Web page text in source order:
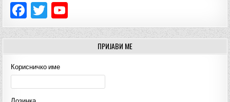
F
a
c
e
b
o
T
w
it
te
r
o
u
T
u
b
ПРИЈАВИ МЕ
Корисничко име